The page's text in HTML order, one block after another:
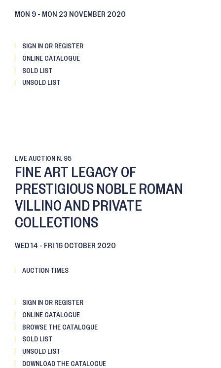
MON 9 - MON 23 NOVEMBER 2020
SIGN IN OR REGISTER
ONLINE CATALOGUE
SOLD LIST
UNSOLD LIST
LIVE AUCTION N. 95
FINE ART LEGACY OF
PRESTIGIOUS NOBLE ROMAN
VILLINO AND PRIVATE
COLLECTIONS
WED14 - FRI 16 OCTOBER 2020
AUCTION TIMES
SIGN IN OR REGISTER
ONLINE CATALOGUE
BROWSE THE CATALOGUE
SOLD LIST
UNSOLD LIST
DOWNLOAD THE CATALOGUE